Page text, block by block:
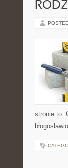
stronie to: